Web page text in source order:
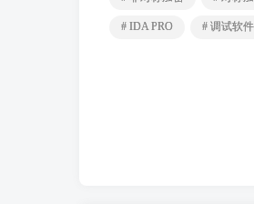
# IDA PRO # 调试软件